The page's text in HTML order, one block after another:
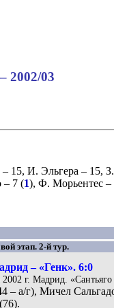
2002/03
– 15, И. Эльгера – 15,
– 7 (1), Ф. Морьентес –
этап. 2-й тур.
– «Генк». 6:0
2002 г. Мадрид.
– а/г), Мичел